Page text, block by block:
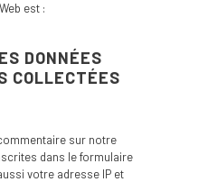
est :
DONNÉES
COLLECTÉES
sur notre
dans le formulaire
votre adresse IP et